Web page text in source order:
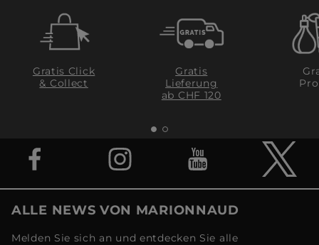
Gratis Click
& Collect
Gratis
Lieferung
ab CHF 120
ALLE NEWS VON MARIONNAUD
Melden Sie sich an und entdecken Sie alle